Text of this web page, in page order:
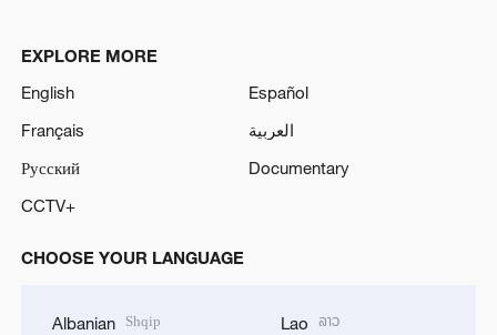
EXPLORE MORE
English
Español
Français
العربية
Русский
Documentary
CCTV+
CHOOSE YOUR LANGUAGE
Albanian Shqip Lao ລາວ